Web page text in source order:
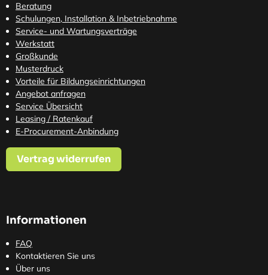
Beratung
Schulungen, Installation & Inbetriebnahme
Service- und Wartungsverträge
Werkstatt
Großkunde
Musterdruck
Vorteile für Bildungseinrichtungen
Angebot anfragen
Service Übersicht
Leasing / Ratenkauf
E-Procurement-Anbindung
Vertrag widerrufen
Informationen
FAQ
Kontaktieren Sie uns
Über uns